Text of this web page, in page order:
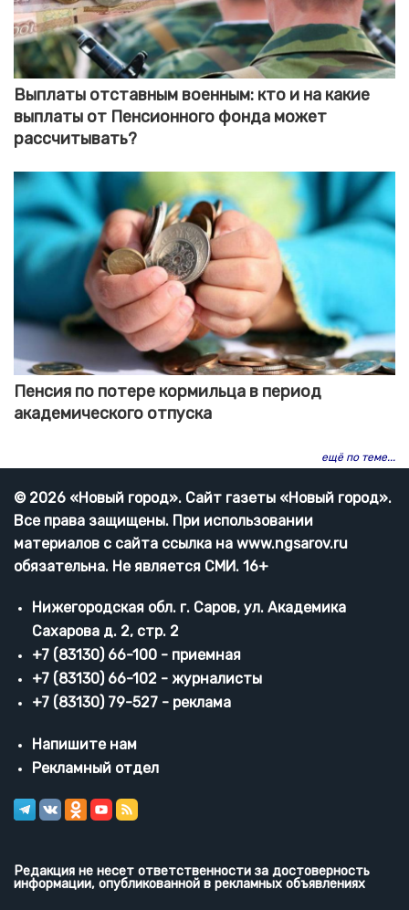
Выплаты отставным военным: кто и на какие
выплаты от Пенсионного фонда может
рассчитывать?
Пенсия по потере кормильца в период
академического отпуска
ещё по теме...
© 2026 «Новый город». Cайт газеты «Новый город».
Все права защищены. При использовании
материалов с сайта ссылка на www.ngsarov.ru
обязательна. Не является СМИ. 16+
Нижегородская обл. г. Саров, ул. Академика
Сахарова д. 2, стр. 2
+7 (83130) 66-100 - приемная
+7 (83130) 66-102 - журналисты
+7 (83130) 79-527 - реклама
Напишите нам
Рекламный отдел
Редакция не несет ответственности за достоверность
информации, опубликованной в рекламных объявлениях